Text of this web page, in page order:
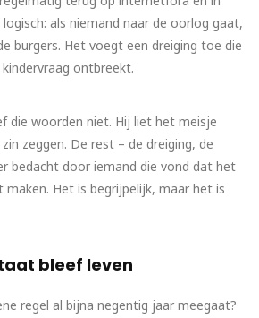
als niemand naar de oorlog gaat,
burgers. Het voegt een dreiging toe die
ontbreekt.
die woorden niet. Hij liet het meisje
zeggen. De rest – de dreiging, de
bedacht door iemand die vond dat het
Het is begrijpelijk, maar het is
bleef leven
regel al bijna negentig jaar meegaat?